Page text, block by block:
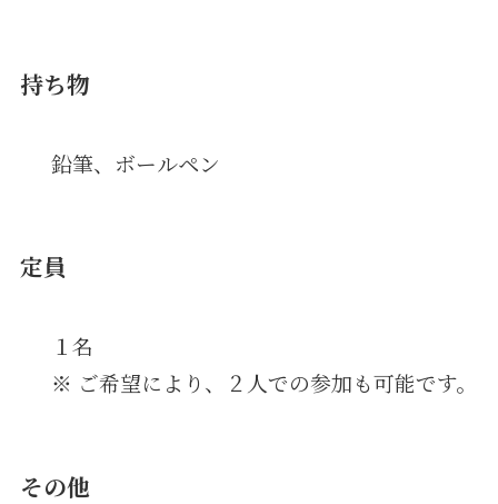
持ち物
鉛筆、ボールペン
定員
１名
※ ご希望により、２人での参加も可能です。
その他